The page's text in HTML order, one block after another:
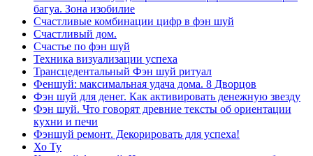
багуа. Зона изобилие
Счастливые комбинации цифр в фэн шуй
Счастливый дом.
Счастье по фэн шуй
Техника визуализации успеха
Трансцедентальный Фэн шуй ритуал
Феншуй: максимальная удача дома. 8 Дворцов
Фэн шуй для денег. Как активировать денежную звезду
Фэн шуй. Что говорят древние тексты об ориентации
кухни и печи
Фэншуй ремонт. Декорировать для успеха!
Хо Ту